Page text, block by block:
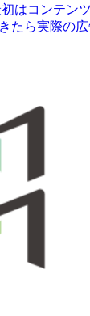
はコンテン
たら実際の